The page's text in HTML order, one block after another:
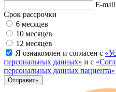
E-mail
Срок рассрочки
6 месяцев
10 месяцев
12 месяцев
Я ознакомлен и согласен с
персональных данных» и с
персональных данных пациента»
Отправить